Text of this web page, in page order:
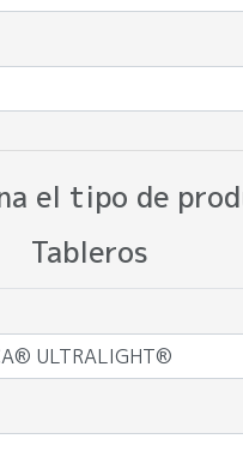
el tipo de
Tableros